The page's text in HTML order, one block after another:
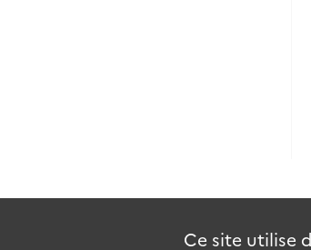
Ce site utilise